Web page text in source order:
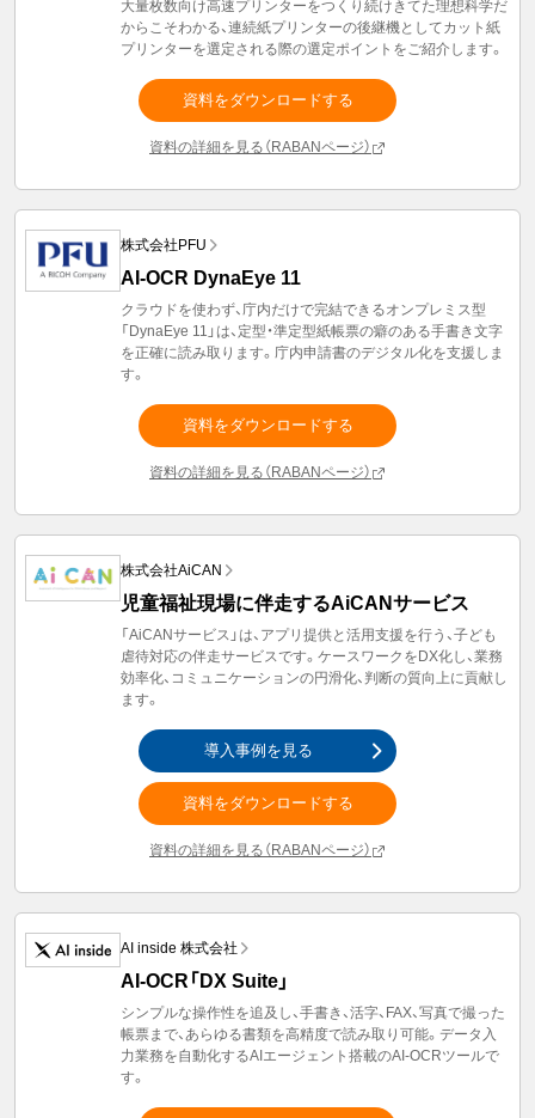
大量枚数向け高速プリンターをつくり続けきてた理想科学だ
からこそわかる、連続紙プリンターの後継機としてカット紙
プリンターを選定される際の選定ポイントをご紹介します。
資料をダウンロードする
資料の詳細を見る（RABANページ）
株式会社PFU
AI-OCR DynaEye 11
クラウドを使わず、庁内だけで完結できるオンプレミス型
「DynaEye 11」は、定型・準定型紙帳票の癖のある手書き文字
を正確に読み取ります。庁内申請書のデジタル化を支援しま
す。
資料をダウンロードする
資料の詳細を見る（RABANページ）
株式会社AiCAN
児童福祉現場に伴走するAiCANサービス
「AiCANサービス」は、アプリ提供と活用支援を行う、子ども
虐待対応の伴走サービスです。ケースワークをDX化し、業務
効率化、コミュニケーションの円滑化、判断の質向上に貢献し
ます。
導入事例を見る
資料をダウンロードする
資料の詳細を見る（RABANページ）
AI inside 株式会社
AI-OCR「DX Suite」
シンプルな操作性を追及し、手書き、活字、FAX、写真で撮った
帳票まで、あらゆる書類を高精度で読み取り可能。データ入
力業務を自動化するAIエージェント搭載のAI-OCRツールで
す。